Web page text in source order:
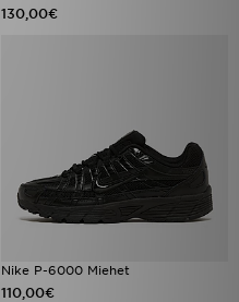
130,00€
Nike P-6000 Miehet
110,00€